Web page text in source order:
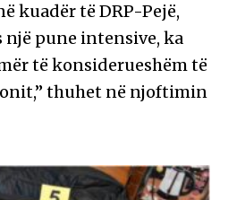
kuadër të DRP-Pejë,
një pune intensive, ka
të konsiderueshëm të
thuhet në njoftimin